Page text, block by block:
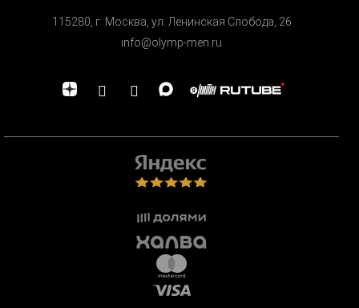
115280, г. Москва, ул. Ленинская Cлобода, 26
info@olymp-men.ru